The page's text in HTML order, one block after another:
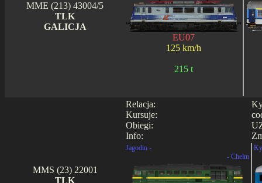
MME (213) 43004/5
TLK
GALICJA
EU07
125 km/h
215 t
Relacja:
Kursuje:
Obiegi:
Info:
MMS (23) 22001
TLK
Jagodin -
- Chełm